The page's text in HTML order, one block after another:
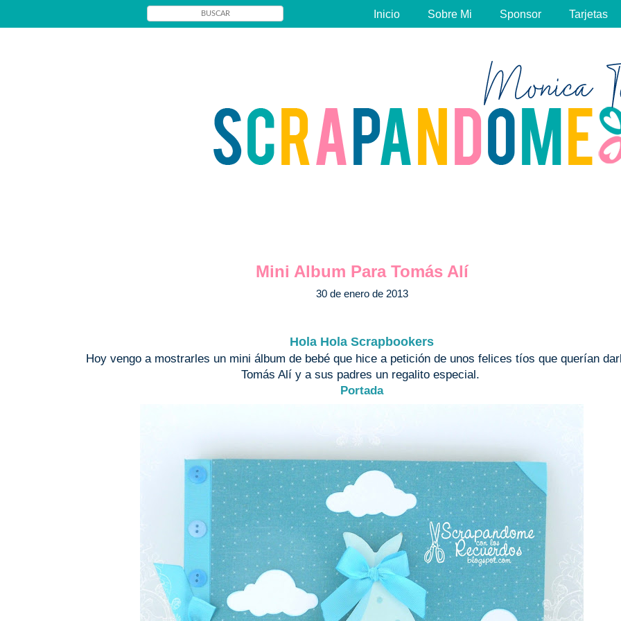
Inicio Sobre Mi Sponsor Tarjetas
Mini Album Para Tomás Alí
30 de enero de 2013
Hola Hola Scrapbookers
Hoy vengo a mostrarles un mini álbum de bebé que hice a petición de unos felices tíos que querían
Tomás Alí y a sus padres un regalito especial.
Portada